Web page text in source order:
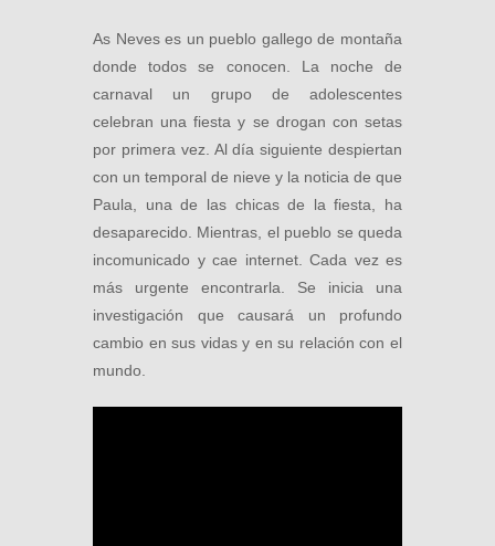
As Neves es un pueblo gallego de montaña
donde todos se conocen. La noche de
carnaval un grupo de adolescentes
celebran una fiesta y se drogan con setas
por primera vez. Al día siguiente despiertan
con un temporal de nieve y la noticia de que
Paula, una de las chicas de la fiesta, ha
desaparecido. Mientras, el pueblo se queda
incomunicado y cae internet. Cada vez es
más urgente encontrarla. Se inicia una
investigación que causará un profundo
cambio en sus vidas y en su relación con el
mundo.